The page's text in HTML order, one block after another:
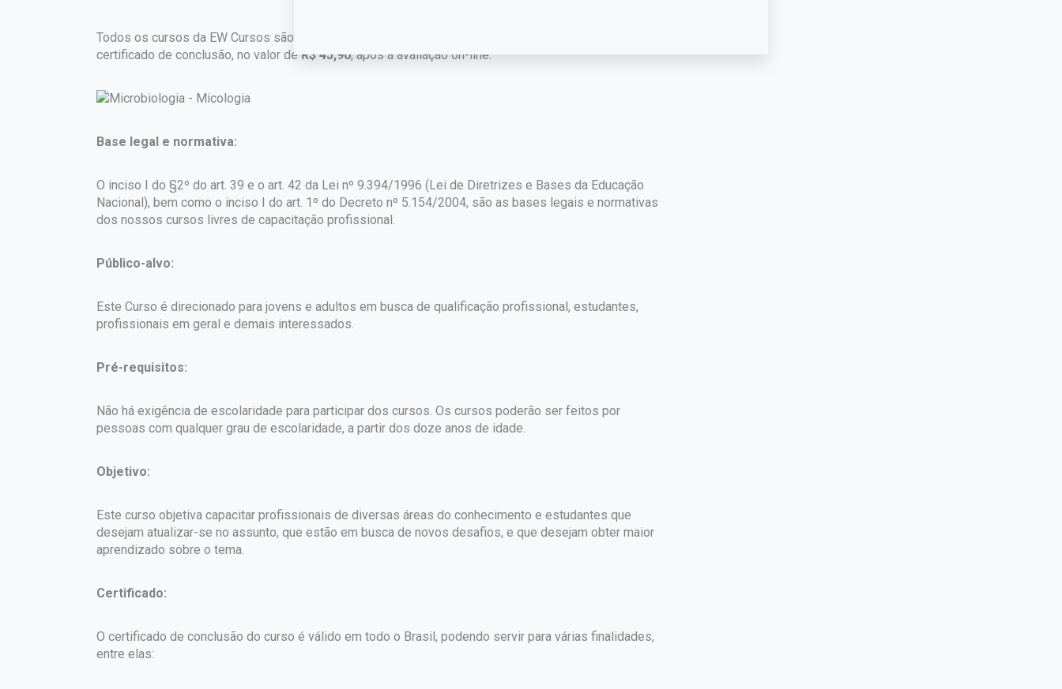
Todos os cursos da EW Cursos são gratuitos. Concluído o curso, o aluno poderá optar pela compra do
certificado de conclusão, no valor de R$ 45,90, após a avaliação on-line.
Base legal e normativa:
O inciso I do §2º do art. 39 e o art. 42 da Lei nº 9.394/1996 (Lei de Diretrizes e Bases da Educação
Nacional), bem como o inciso I do art. 1º do Decreto nº 5.154/2004, são as bases legais e normativas
dos nossos cursos livres de capacitação profissional.
Público-alvo:
Este Curso é direcionado para jovens e adultos em busca de qualificação profissional, estudantes,
profissionais em geral e demais interessados.
Pré-requisitos:
Não há exigência de escolaridade para participar dos cursos. Os cursos poderão ser feitos por
pessoas com qualquer grau de escolaridade, a partir dos doze anos de idade.
Objetivo:
Este curso objetiva capacitar profissionais de diversas áreas do conhecimento e estudantes que
desejam atualizar-se no assunto, que estão em busca de novos desafios, e que desejam obter maior
aprendizado sobre o tema.
Certificado:
O certificado de conclusão do curso é válido em todo o Brasil, podendo servir para várias finalidades,
entre elas: